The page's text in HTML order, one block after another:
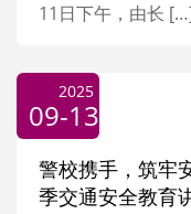
11日下午，由长
2025
09-13
警校携手，筑牢
季交通安全教育